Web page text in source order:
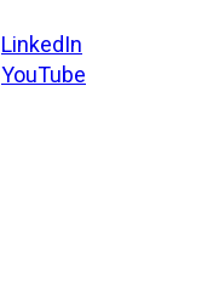
LinkedIn
YouTube